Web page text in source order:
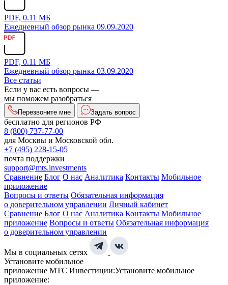
PDF, 0.11 МБ
Ежедневный обзор рынка 09.09.2020
PDF, 0.11 МБ
Ежедневный обзор рынка 03.09.2020
Все статьи
Если у вас есть вопросы —
мы поможем разобраться
Перезвоните мне Задать вопрос
бесплатно для регионов РФ
8 (800) 737-77-00
для Москвы и Московской обл.
+7 (495) 228-15-05
почта поддержки
support@mts.investments
Сравнение Блог О нас Аналитика Контакты Мобильное
приложение
Вопросы и ответы Обязательная информация
о доверительном управлении Личный кабинет
Сравнение Блог О нас Аналитика Контакты Мобильное
приложение Вопросы и ответы Обязательная информация
о доверительном управлении
Мы в социальных сетях
Установите мобильное
приложение МТС Инвестиции:Установите мобильное
приложение: